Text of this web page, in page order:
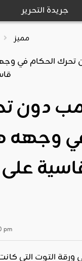
جريدة التحرير
مميز
دون
وجهه
على
pm
ورقة التوت التي